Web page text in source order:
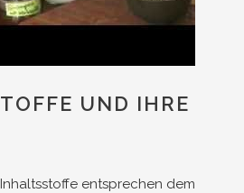
UND IHRE
entsprechen dem